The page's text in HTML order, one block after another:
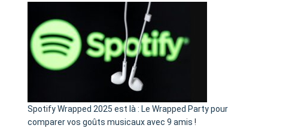
l’excuse
je
n’ai
pas
de
cash
»
Spotify Wrapped 2025 est là : Le Wrapped Party pour
comparer vos goûts musicaux avec 9 amis !